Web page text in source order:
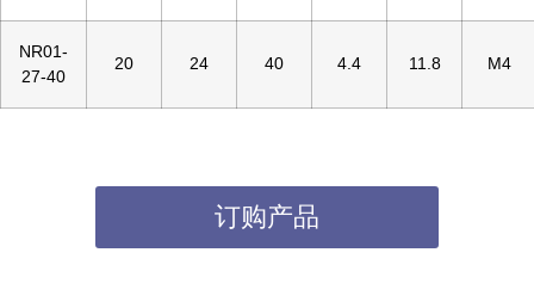
NR01-
27-40
20 24 40 4.4 11.8 M4
订购产品